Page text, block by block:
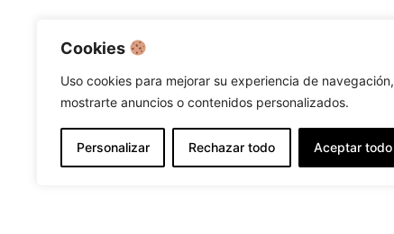
Cookies
Uso cookies para mejorar su experiencia de navegación,
mostrarte anuncios o contenidos personalizados.
Personalizar Rechazar todo Aceptar todo